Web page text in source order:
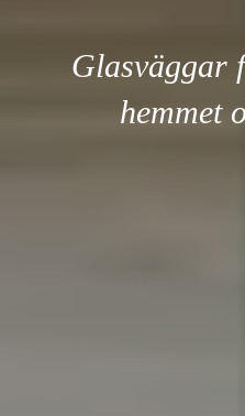
Glasväggar
hemmet